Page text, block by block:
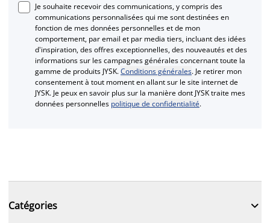
Je souhaite recevoir des communications, y compris des
communications personnalisées qui me sont destinées en
fonction de mes données personnelles et de mon
comportement, par email et par media tiers, incluant des idées
d'inspiration, des offres exceptionnelles, des nouveautés et des
informations sur les campagnes générales concernant toute la
gamme de produits JYSK.Conditions générales. Je retirer mon
consentement à tout moment en allant sur le site internet de
JYSK. Je peux en savoir plus sur la manière dont JYSK traite mes
données personnelles politique de confidentialité.
Catégories 